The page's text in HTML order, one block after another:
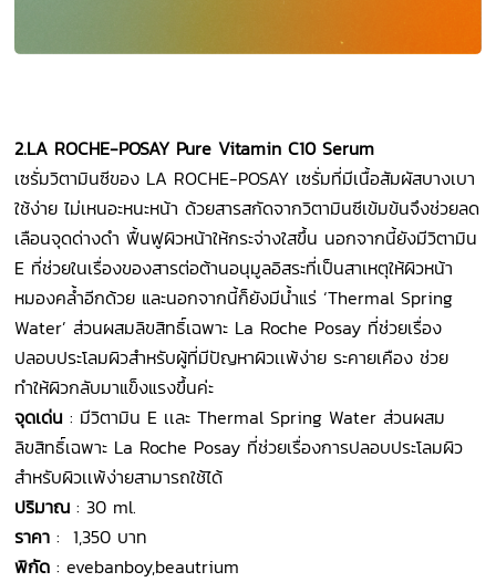
2.LA ROCHE-POSAY Pure Vitamin C10 Serum
เซรั่มวิตามินซีของ LA ROCHE-POSAY เซรั่มที่มีเนื้อสัมผัสบางเบา
ใช้ง่าย ไม่เหนอะหนะหน้า ด้วยสารสกัดจากวิตามินซีเข้มข้นจึงช่วยลด
เลือนจุดด่างดำ ฟื้นฟูผิวหน้าให้กระจ่างใสขึ้น นอกจากนี้ยังมีวิตามิน
E ที่ช่วยในเรื่องของสารต่อต้านอนุมูลอิสระที่เป็นสาเหตุให้ผิวหน้า
หมองคล้ำอีกด้วย และนอกจากนี้ก็ยังมีน้ำแร่ ‘Thermal Spring
Water’ ส่วนผสมลิขสิทธิ์เฉพาะ La Roche Posay ที่ช่วยเรื่อง
ปลอบประโลมผิวสำหรับผู้ที่มีปัญหาผิวเเพ้ง่าย ระคายเคือง ช่วย
ทำให้ผิวกลับมาแข็งแรงขึ้นค่ะ
จุดเด่น : มีวิตามิน E เเละ Thermal Spring Water ส่วนผสม
ลิขสิทธิ์เฉพาะ La Roche Posay ที่ช่วยเรื่องการปลอบประโลมผิว
สำหรับผิวเเพ้ง่ายสามารถใช้ได้
ปริมาณ : 30 ml.
ราคา: 1,350 บาท
พิกัด : evebanboy,beautrium